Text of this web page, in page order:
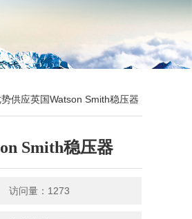
供应英国Watson Smith稳压器
Smith稳压器
访问量：1273